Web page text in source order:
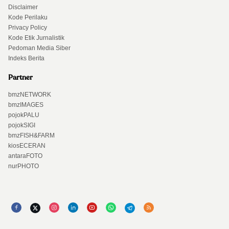
Disclaimer
Kode Perilaku
Privacy Policy
Kode Etik Jurnalistik
Pedoman Media Siber
Indeks Berita
Partner
bmzNETWORK
bmzIMAGES
pojokPALU
pojokSIGI
bmzFISH&FARM
kiosECERAN
antaraFOTO
nurPHOTO